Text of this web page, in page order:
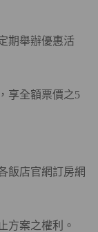
期舉辦優惠活
享全額票價之5
飯店官網訂房網
方案之權利。